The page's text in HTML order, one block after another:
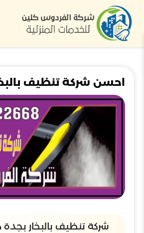
احسن شركة تنظيف
شركة تنظيف بالبخار